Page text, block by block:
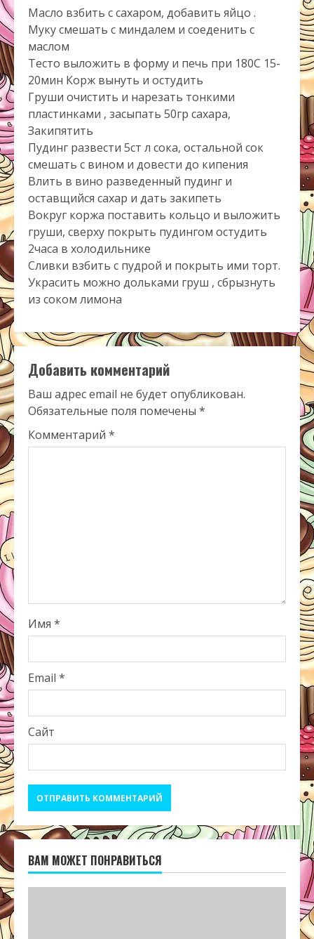
Масло взбить с сахаром, добавить яйцо .
Муку смешать с миндалем и соеденить с
маслом
Тесто выложить в форму и печь при 180С 15-
20мин Корж вынуть и остудить
Груши очистить и нарезать тонкими
пластинками , засыпать 50гр сахара,
Закипятить
Пудинг развести 5ст л сока, остальной сок
смешать с вином и довести до кипения
Влить в вино разведенный пудинг и
оставщийся сахар и дать закипеть
Вокруг коржа поставить кольцо и выложить
груши, сверху покрыть пудингом остудить
2часа в холодильнике
Сливки взбить с пудрой и покрыть ими торт.
Украсить можно дольками груш , сбрызнуть
из соком лимона
Добавить комментарий
Ваш адрес email не будет опубликован.
Обязательные поля помечены *
Комментарий *
Имя *
Email *
Сайт
ВАМ МОЖЕТ ПОНРАВИТЬСЯ